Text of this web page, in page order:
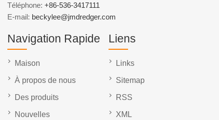
Téléphone: +86-536-3417111
E-mail: beckylee@jmdredger.com
Navigation Rapide
Maison
À propos de nous
Des produits
Nouvelles
Liens
Links
Sitemap
RSS
XML